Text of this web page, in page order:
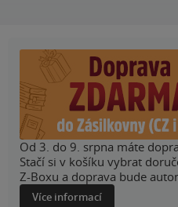
Od 3. do 9. srpna máte
Stačí si v košíku vybrat
Z-Boxu a doprava bude
Více informací